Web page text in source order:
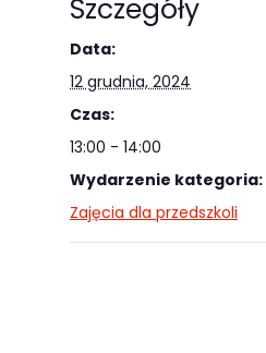
Szczegóły
Data:
12 grudnia, 2024
Czas:
13:00 - 14:00
Wydarzenie kategoria:
Zajęcia dla przedszkoli
internetowej,
na podstawie
tego, jak
strona jest
używana.
Doświadczenie
Aby nasza